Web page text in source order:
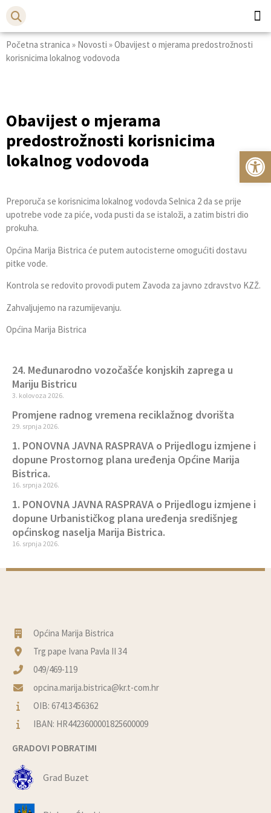
Početna stranica » Novosti »Obavijest o mjerama predostrožnosti
korisnicima lokalnog vodovoda
Obavijest o mjerama
predostrožnosti korisnicima
lokalnog vodovoda
Preporuča se korisnicima lokalnog vodovda Selnica 2 da se prije
upotrebe vode za piće, voda pusti da se istaloži, a zatim bistri dio
prokuha.
Općina Marija Bistrica će putem autocisterne omogućiti dostavu
pitke vode.
Kontrola se redovito provodi putem Zavoda za javno zdravstvo KZŽ.
Zahvaljujemo na razumijevanju.
Općina Marija Bistrica
24. Međunarodno vozočašće konjskih zaprega u
Mariju Bistricu
3. kolovoza 2026.
Promjene radnog vremena reciklažnog dvorišta
29. srpnja 2026.
1. PONOVNA JAVNA RASPRAVA o Prijedlogu izmjene i
dopune Prostornog plana uređenja Općine Marija
Bistrica.
16. srpnja 2026.
1. PONOVNA JAVNA RASPRAVA o Prijedlogu izmjene i
dopune Urbanističkog plana uređenja središnjeg
općinskog naselja Marija Bistrica.
16. srpnja 2026.
Općina Marija Bistrica
Trg pape Ivana Pavla II 34
049/469-119
opcina.marija.bistrica@kr.t-com.hr
OIB: 67413456362
IBAN: HR4423600001825600009
GRADOVI POBRATIMI
Grad Buzet